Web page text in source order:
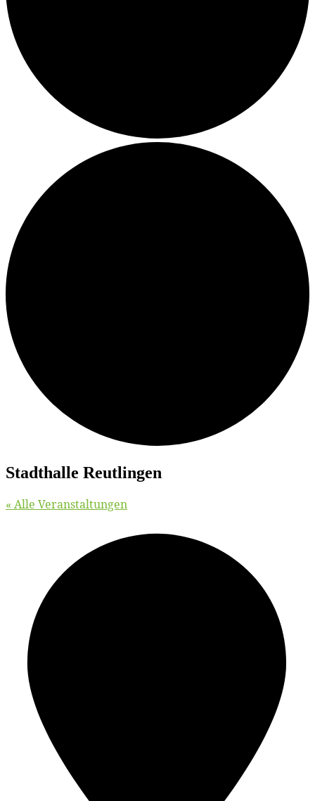
Stadt­hal­le Reutlingen
« Alle Veranstaltungen